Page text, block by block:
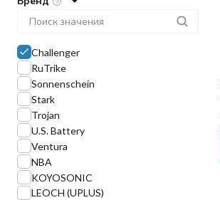
Challenger
RuTrike
Sonnenschein
Stark
Trojan
U.S. Battery
Ventura
NBA
KOYOSONIC
LEOCH (UPLUS)